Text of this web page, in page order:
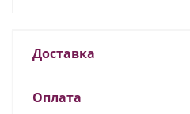
Доставка
Оплата